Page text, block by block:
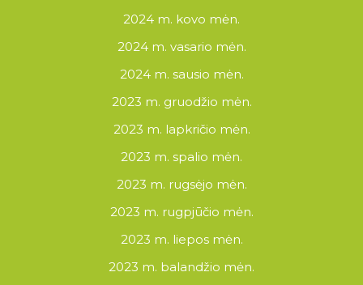
2024 m. kovo mėn.
2024 m. vasario mėn.
2024 m. sausio mėn.
2023 m. gruodžio mėn.
2023 m. lapkričio mėn.
2023 m. spalio mėn.
2023 m. rugsėjo mėn.
2023 m. rugpjūčio mėn.
2023 m. liepos mėn.
2023 m. balandžio mėn.